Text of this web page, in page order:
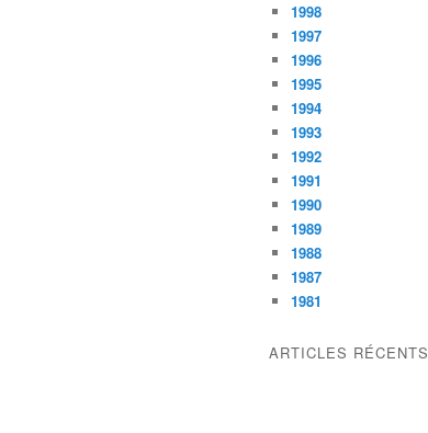
1998
1997
1996
1995
1994
1993
1992
1991
1990
1989
1988
1987
1981
ARTICLES RÉCENTS